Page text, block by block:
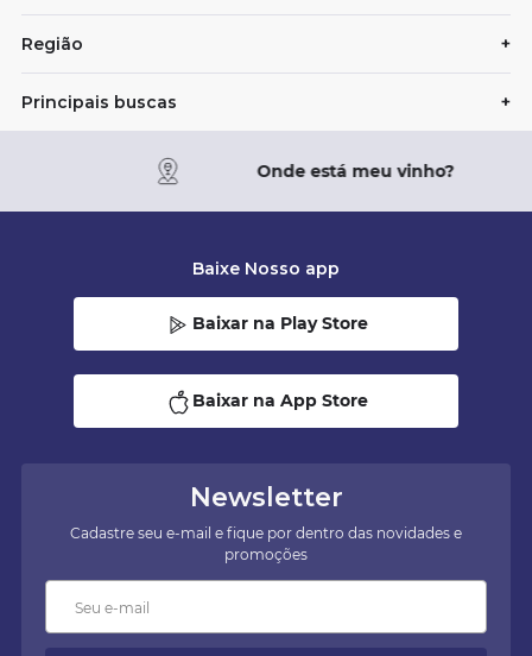
Região +
Principais buscas +
Onde está meu vinho?
Newsletter
Cadastre seu e-mail e fique por dentro das novidades e
promoções
Baixe Nosso app
Baixar na Play Store
Baixar na App Store